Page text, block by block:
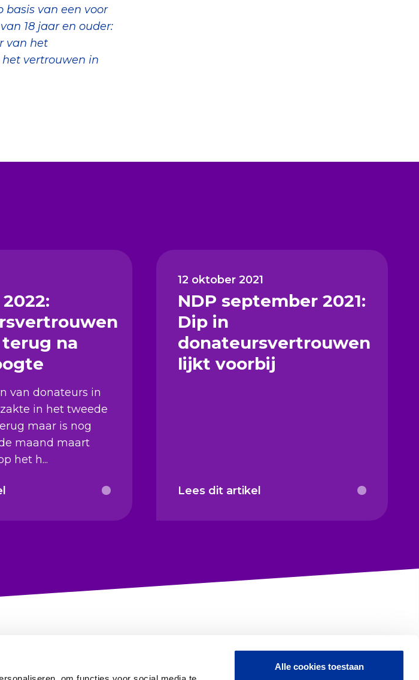
Alle cookies toestaan
basis van een voor
18 jaar en ouder:
van het
vertrouwen in
na
van donateurs in
in het tweede
maar is nog
maand maart
het h...
12 oktober 2021
NDP september 2021:
Dip in
donateursvertrouwen
lijkt voorbij
Lees dit artikel